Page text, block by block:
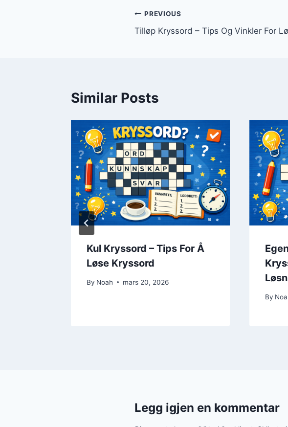
Innleggsnavigasjon
PREVIOUS
Tilløp Kryssord – Tips Og Vinkler For
Similar Posts
Kul Kryssord – Tips For Å
Løse Kryssord
By Noah mars 20, 2026
By
Legg igjen en kommentar